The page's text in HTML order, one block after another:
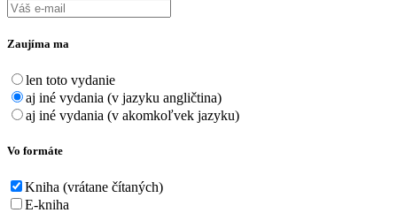
Zaujíma ma
len toto vydanie
aj iné vydania (v jazyku angličtina)
aj iné vydania (v akomkoľvek jazyku)
Vo formáte
Kniha (vrátane čítaných)
E-kniha